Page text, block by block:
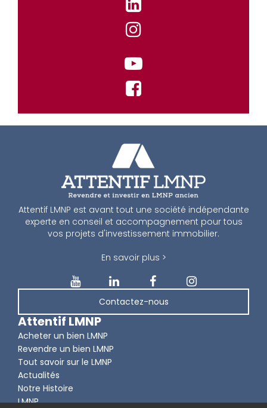
Attentif LMNP est avant tout une société indépendante
experte en conseil et accompagnement pour tous
vos projets d'investissement immobilier.
En savoir plus >
Contactez-nous
Attentif LMNP
Acheter un bien LMNP
Revendre un bien LMNP
Tout savoir sur le LMNP
Actualités
Notre Histoire
LMNP